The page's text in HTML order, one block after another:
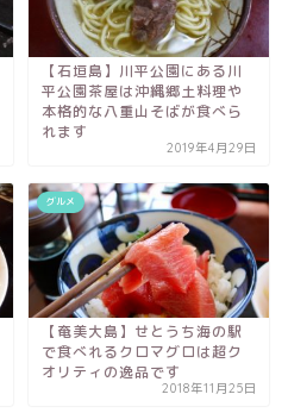
【石垣島】川平公園にある川
平公園茶屋は沖縄郷土料理や
本格的な八重山そばが食べら
れます
2019年4月29日
グルメ
【奄美大島】せとうち海の駅
で食べれるクロマグロは超ク
オリティの逸品です
2018年11月25日